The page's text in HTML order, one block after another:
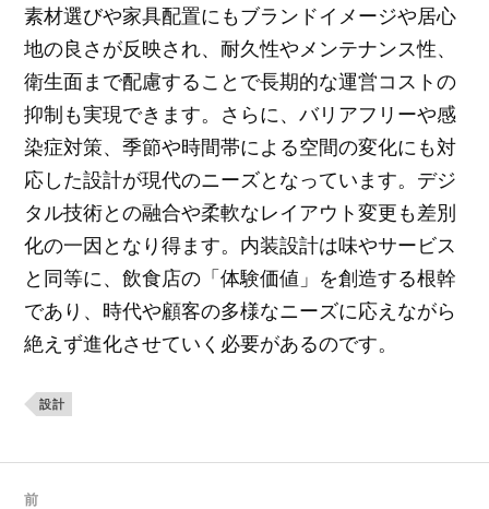
素材選びや家具配置にもブランドイメージや居心
地の良さが反映され、耐久性やメンテナンス性、
衛生面まで配慮することで長期的な運営コストの
抑制も実現できます。さらに、バリアフリーや感
染症対策、季節や時間帯による空間の変化にも対
応した設計が現代のニーズとなっています。デジ
タル技術との融合や柔軟なレイアウト変更も差別
化の一因となり得ます。内装設計は味やサービス
と同等に、飲食店の「体験価値」を創造する根幹
であり、時代や顧客の多様なニーズに応えながら
絶えず進化させていく必要があるのです。
設計
前